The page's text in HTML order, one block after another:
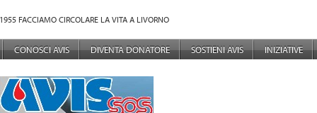
FACCIAMO CIRCOLARE LA VITA A LIVORNO
PRINCIPALE
CONOSCI AVIS DIVENTA DONATORE SOSTIENI AVIS INIZIATIVE